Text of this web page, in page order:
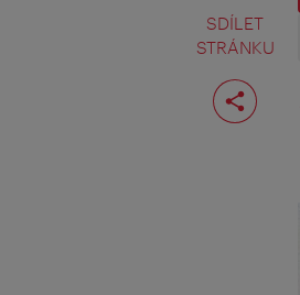
SDÍLET
STRÁNKU
Rozdělit
stranu